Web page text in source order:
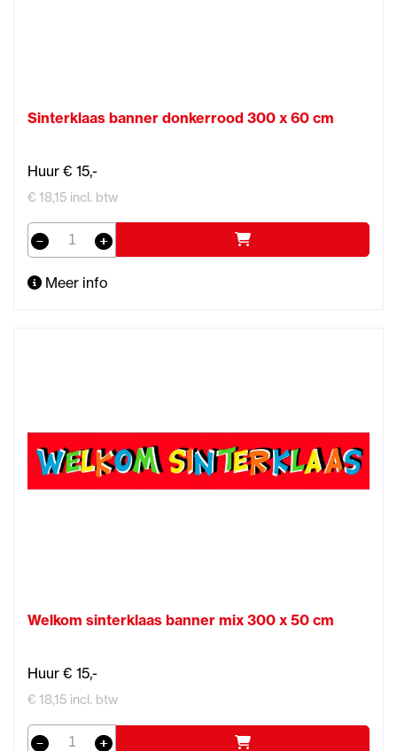
Sinterklaas banner donkerrood 300 x 60 cm
Huur € 15,-
€ 18,15 incl. btw
Meer info
Welkom sinterklaas banner mix 300 x 50 cm
Huur € 15,-
€ 18,15 incl. btw